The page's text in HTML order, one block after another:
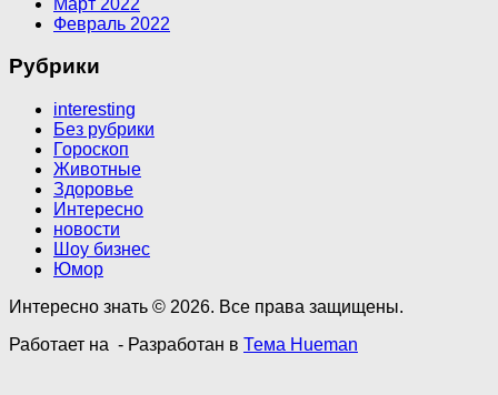
Февраль 2022
Рубрики
interesting
Без рубрики
Гороскоп
Животные
Здоровье
Интересно
новости
Шоу бизнес
Юмор
Интересно знать © 2026. Все права защищены.
Работает на - Разработан в Тема Hueman